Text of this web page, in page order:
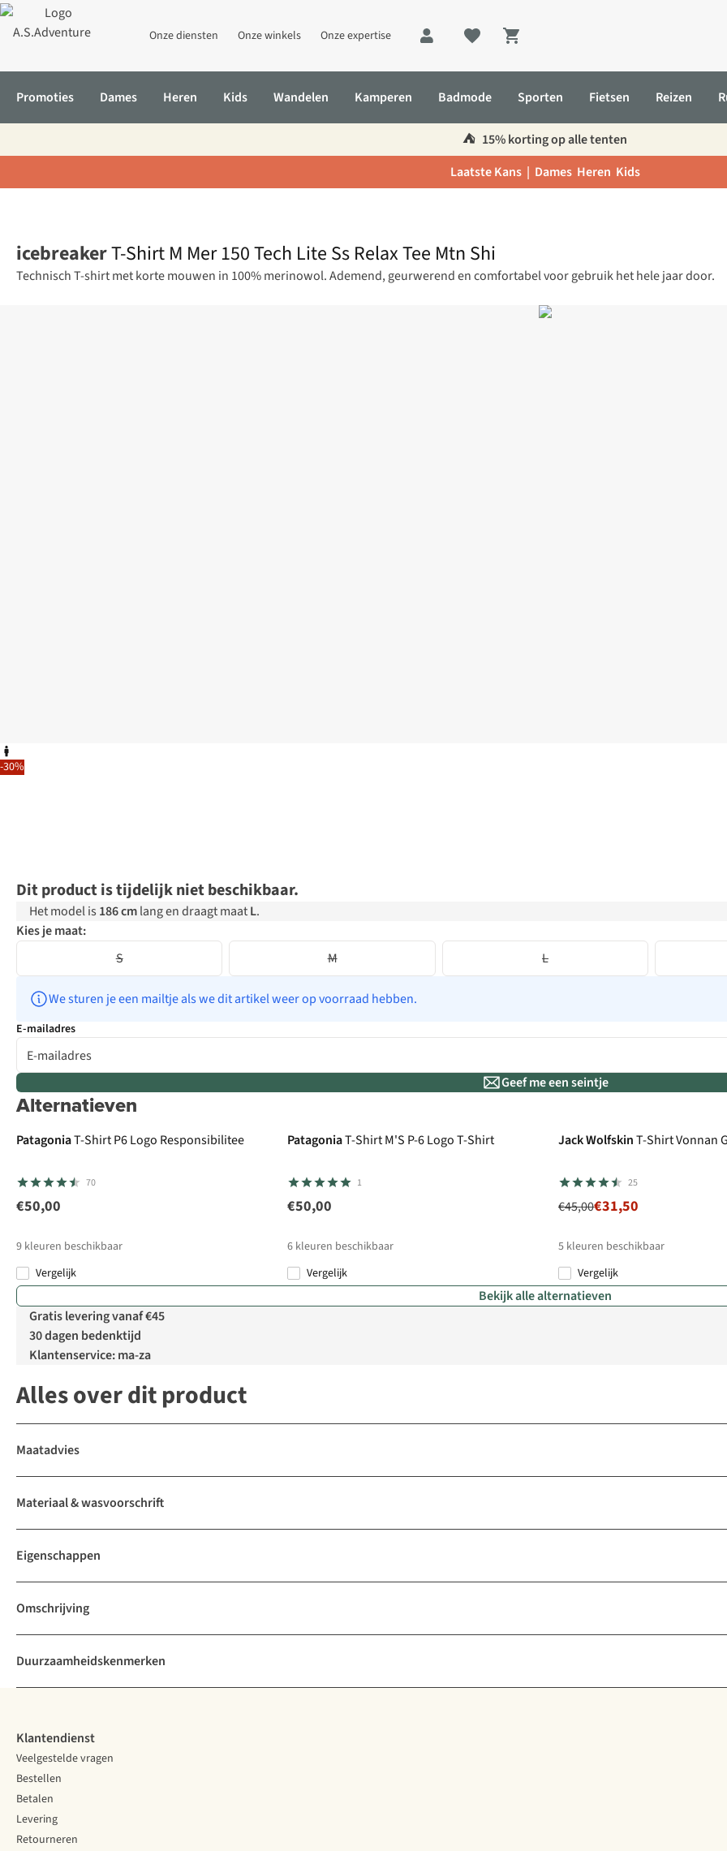
Onze diensten Onze winkels Onze expertise
Shopping cart
Promoties Dames Heren Kids Wandelen Kamperen Badmode Sporten Fietsen Reizen
⛺️ 15% korting op alle tenten
Laatste Kans | Dames Heren Kids
-30%
icebreakerT-Shirt M Mer 150 Tech Lite Ss Relax Tee Mtn Shi
Technisch T-shirt met korte mouwen in 100% merinowol. Ademend, geurwerend en comfortabel voor gebruik het hele jaar door.
Dit product is tijdelijk niet beschikbaar.
Het model is 186 cmlang en draagt maatL.
Kies je maat:
S
M L
We sturen je een mailtje als we dit artikel weer op voorraad hebben.
E-mailadres
Geef me een seintje
Alternatieven
PatagoniaT-Shirt P6 Logo Responsibilitee
70
€50,00
9 kleuren beschikbaar
Vergelijk
PatagoniaT-Shirt M'S P-6 Logo T-Shirt
1
€50,00
6 kleuren beschikbaar
Vergelijk
Jack WolfskinT-Shirt Vonnan
25
€45,00€31,50
5 kleuren beschikbaar
%
%
Vergelijk
Bekijk alle alternatieven
Gratis levering vanaf €45
30 dagen bedenktijd
Klantenservice: ma-za
Alles over dit product
Maatadvies
Materiaal & wasvoorschrift
Eigenschappen
Omschrijving
Duurzaamheidskenmerken
Klantendienst
Veelgestelde vragen
Bestellen
Betalen
Levering
Retourneren